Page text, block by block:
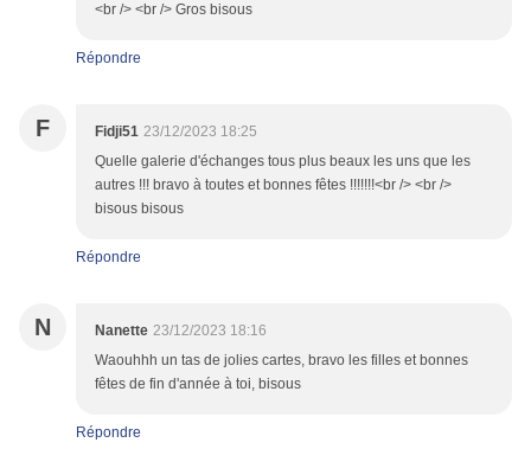
<br /> <br /> Gros bisous
Répondre
F Fidji51 23/12/2023 18:25
Quelle galerie d'échanges tous plus beaux les uns que les
autres !!! bravo à toutes et bonnes fêtes !!!!!!!<br /> <br />
bisous bisous
Répondre
N Nanette 23/12/2023 18:16
Waouhhh un tas de jolies cartes, bravo les filles et bonnes
fêtes de fin d'année à toi, bisous
Répondre